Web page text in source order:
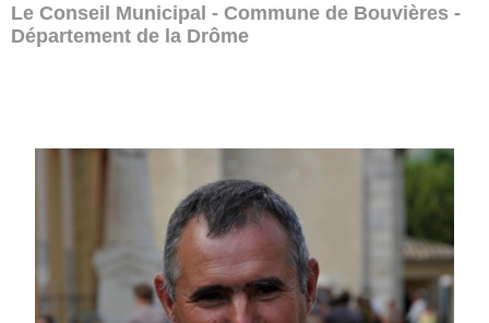
Le Conseil Municipal - Commune de Bouvières -
Département de la Drôme